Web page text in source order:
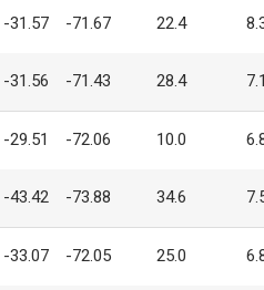
-31.57 -71.67 22.4
-31.56 -71.43 28.4
-29.51 -72.06 10.0
-43.42 -73.88 34.6
-33.07 -72.05 25.0